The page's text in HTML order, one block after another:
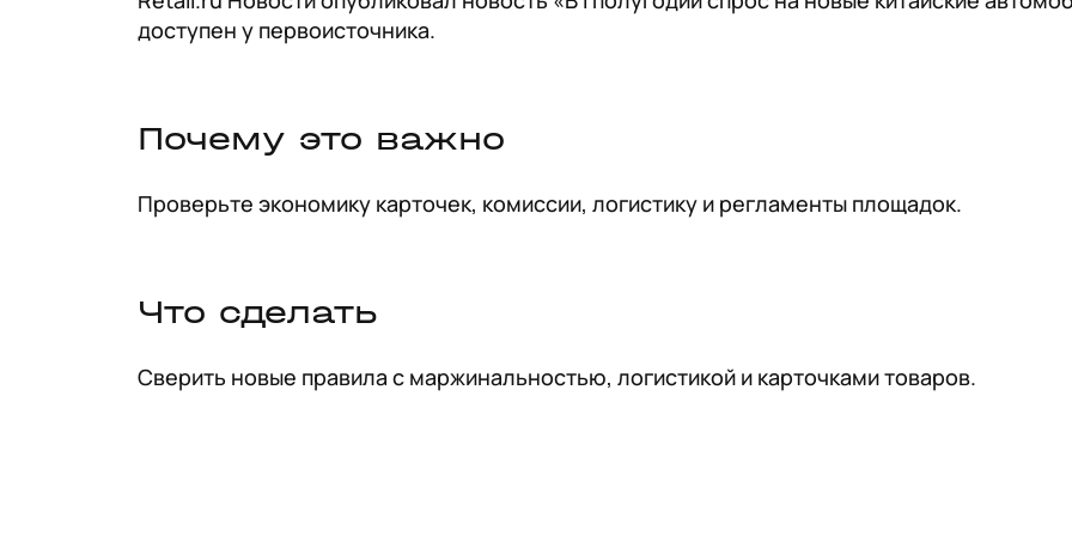
доступен у первоисточника.
Почему это важно
Проверьте экономику карточек, комиссии, логистику и регламенты площадок.
Что сделать
Сверить новые правила с маржинальностью, логистикой и карточками товаров.